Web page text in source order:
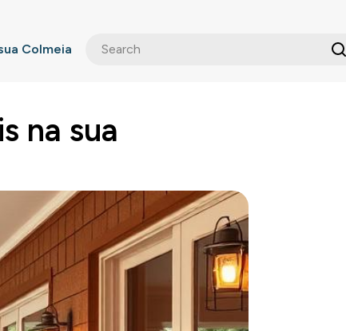
Colmeia
na sua